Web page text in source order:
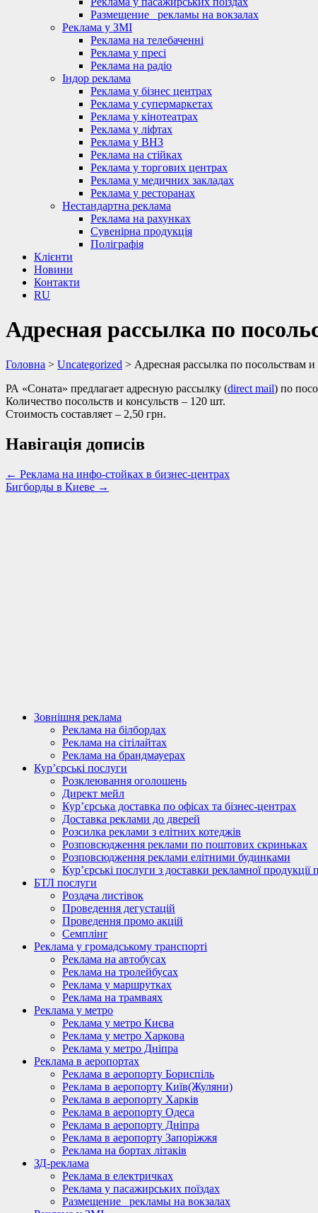
Размещение_ рекламы на вокзалах
Реклама у ЗМІ
Реклама на телебаченні
Реклама у пресі
Реклама на радіо
Індор реклама
Реклама у бізнес центрах
Реклама у супермаркетах
Реклама у кінотеатрах
Реклама у ліфтах
Реклама у ВНЗ
Реклама на стійках
Реклама у торгових центрах
Реклама у медичних закладах
Реклама у ресторанах
Нестандартна реклама
Реклама на рахунках
Сувенірна продукція
Поліграфія
Клієнти
Новини
Контакти
RU
Адресная рассылка по
Головна > Uncategorized > Адресная рассылка по посольствам и
РА «Соната» предлагает адресную рассылку (direct mail) по
Количество посольств и консульств – 120 шт.
Стоимость составляет – 2,50 грн.
Навігація дописів
← Реклама на инфо-стойках в бизнес-центрах
Бигборды в Киеве →
Зовнішня реклама
Реклама на білбордах
Реклама на сітілайтах
Реклама на брандмауерах
Кур’єрські послуги
Розклеювання оголошень
Директ мейл
Кур’єрська доставка по офісах та бізнес-центрах
Доставка реклами до дверей
Розсилка реклами з елітних котеджів
Розповсюдження реклами по поштових скриньках
Розповсюдження реклами елітними будинками
Кур’єрські послуги з доставки рекламної продукції
БТЛ послуги
Роздача листівок
Проведення дегустацій
Проведення промо акцій
Семплінг
Реклама у громадському транспорті
Реклама на автобусах
Реклама на тролейбусах
Реклама у маршрутках
Реклама на трамваях
Реклама у метро
Реклама у метро Києва
Реклама у метро Харкова
Реклама у метро Дніпра
Реклама в аеропортах
Реклама в аеропорту Бориспіль
Реклама в аеропорту Київ(Жуляни)
Реклама в аеропорту Харків
Реклама в аеропорту Одеса
Реклама в аеропорту Дніпра
Реклама в аеропорту Запоріжжя
Реклама на бортах літаків
ЗД-реклама
Реклама в електричках
Реклама у пасажирських поїздах
Размещение_ рекламы на вокзалах